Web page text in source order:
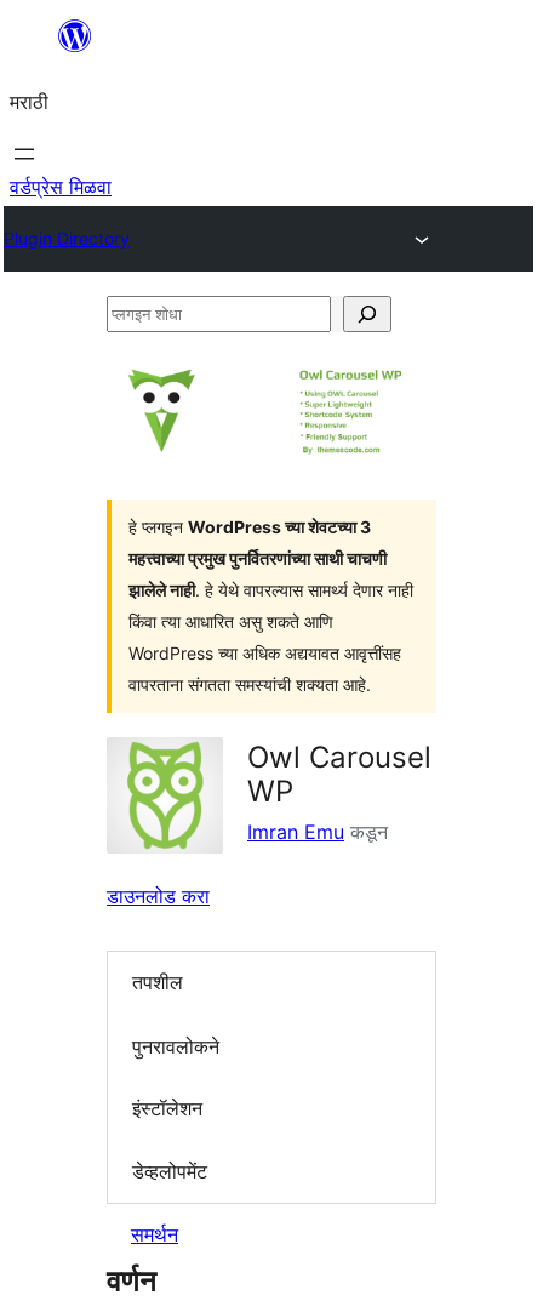
सामुग्रीवर
मराठी
वर्डप्रेस मिळवा
Plugin Directory
प्लगइन
हे प्लगइन WordPress च्या शेवटच्या 3
महत्त्वाच्या प्रमुख पुनर्वितरणांच्या साथी चाचणी
झालेले नाही. हे येथे वापरल्यास सामर्थ्य देणार नाही
किंवा त्या आधारित असु शकते आणि
WordPress च्या अधिक अद्ययावत आवृत्तींसह
वापरताना संगतता समस्यांची शक्यता आहे.
Owl Carousel
WP
Imran Emu कडून
डाउनलोड करा
तपशील
पुनरावलोकने
इंस्टॉलेशन
डेव्हलोपमेंट
समर्थन
वर्णन